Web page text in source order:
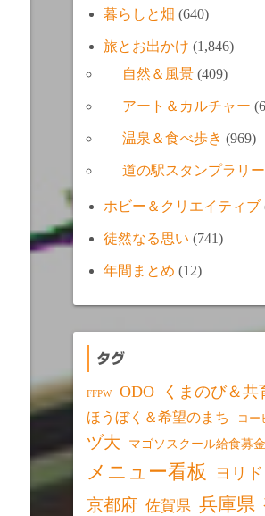
暮らしと畑 (640)
旅とお出かけ (1,846)
自然＆風景 (409)
アート＆カルチャー
温泉＆食べ歩き (969)
道の駅スタンプラリー
ホビー＆クリエイティブ
徒然なる思い (741)
年間まとめ (12)
タグ
FFPW ODO くまのび＆共
ほうぼく＆希望のまち コー
ヅ大 マゴソスクール給食募金
メニュー看板 ヨリド
京都府 佐賀県 兵庫県